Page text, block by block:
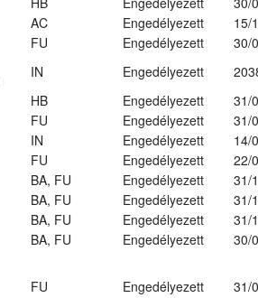
AC Engedélyezett
15/
FU Engedélyezett
30/
IN Engedélyezett
HB Engedélyezett
31/
FU Engedélyezett
31/
IN Engedélyezett
14/
FU Engedélyezett
22/
BA, FU Engedélyezett
31/
BA, FU Engedélyezett
31/
BA, FU Engedélyezett
31/
BA, FU Engedélyezett
30/
FU Engedélyezett 31/